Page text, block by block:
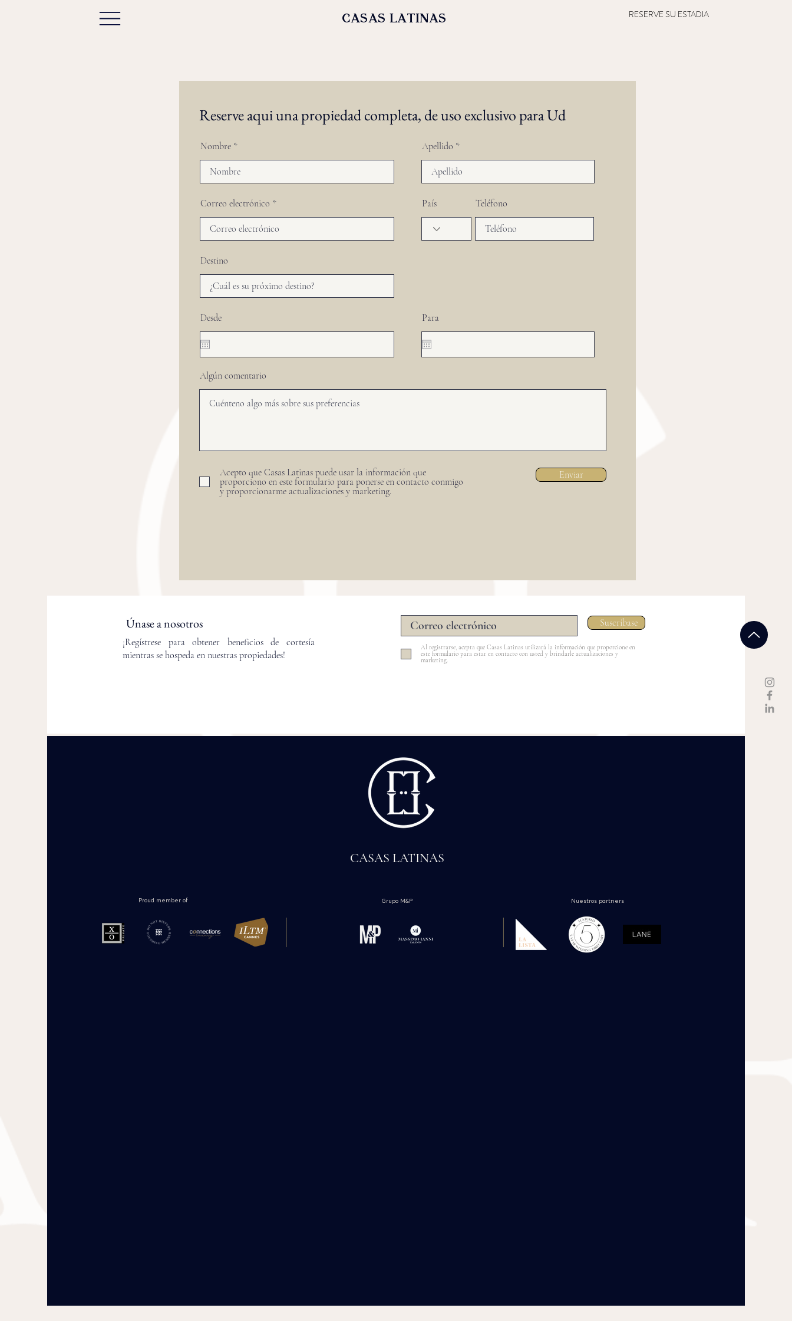
casas latinas RESERVE SU ESTADIA
Reserve aqui una propiedad completa, de uso exclusivo para Ud
Nombre
Correo electrónico
Apellido
País Teléfono
Destino
Desde Para
Algún comentario
Acepto que Casas Latinas puede usar la información que
proporciono en este formulario para ponerse en contacto conmigo
y proporcionarme actualizaciones y marketing.
Enviar
Únase a nosotros
¡Regístrese para obtener beneficios de cortesía
mientras se hospeda en nuestras propiedades!
Suscríbase
Al registrarse, acepta que Casas Latinas utilizará la información que proporcione en
este formulario para estar en contacto con usted y brindarle actualizaciones y
marketing.
CASAS LATINAS
Grupo M&P Nuestros partners
Proud member of